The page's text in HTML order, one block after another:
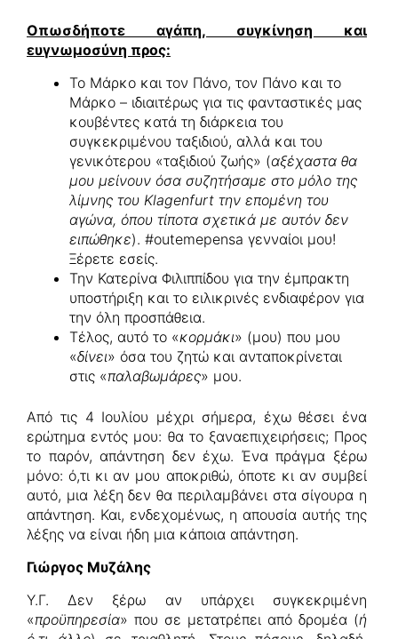
Οπωσδήποτε αγάπη, συγκίνηση και
ευγνωμοσύνη προς:
Το Μάρκο και τον Πάνο, τον Πάνο και το
Μάρκο – ιδιαιτέρως για τις φανταστικές μας
κουβέντες κατά τη διάρκεια του
συγκεκριμένου ταξιδιού, αλλά και του
γενικότερου «ταξιδιού ζωής» (αξέχαστα θα
μου μείνουν όσα συζητήσαμε στο μόλο της
λίμνης του Klagenfurt την επομένη του
αγώνα, όπου τίποτα σχετικά με αυτόν δεν
ειπώθηκε). #outemepensa γενναίοι μου!
Ξέρετε εσείς.
Την Κατερίνα Φιλιππίδου για την έμπρακτη
υποστήριξη και το ειλικρινές ενδιαφέρον για
την όλη προσπάθεια.
Τέλος, αυτό το «κορμάκι» (μου) που μου
«δίνει» όσα του ζητώ και ανταποκρίνεται
στις «παλαβωμάρες» μου.
Από τις 4 Ιουλίου μέχρι σήμερα, έχω θέσει ένα
ερώτημα εντός μου: θα το ξαναεπιχειρήσεις; Προς
το παρόν, απάντηση δεν έχω. Ένα πράγμα ξέρω
μόνο: ό,τι κι αν μου αποκριθώ, όποτε κι αν συμβεί
αυτό, μια λέξη δεν θα περιλαμβάνει στα σίγουρα η
απάντηση. Και, ενδεχομένως, η απουσία αυτής της
λέξης να είναι ήδη μια κάποια απάντηση.
Γιώργος Μυζάλης
Υ.Γ. Δεν ξέρω αν υπάρχει συγκεκριμένη
«προϋπηρεσία» που σε μετατρέπει από δρομέα (ή